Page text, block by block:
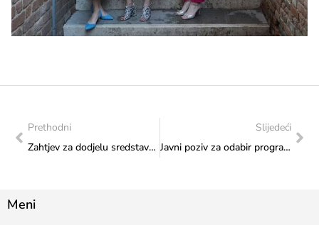
Prethodni
Zahtjev za dodjelu sredstava tekućih transfera za 2019. godinu – INTERVENTNA SREDSTVA
Slijedeći
Javni poziv za odabir programa i projekata koji će se sufinancirati iz Proračuna Federacije Bosne i Hercegovine za 2019. godinu
Meni